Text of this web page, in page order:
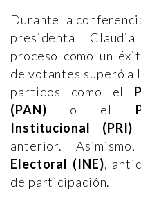
Durante la
presidenta
proceso como un
de votantes superó
partidos como el
(PAN) o el
Institucional (PRI)
anterior.
Electoral (INE),
de participación.